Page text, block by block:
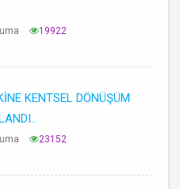
19922
KENTSEL DÖNÜŞÜM
23152